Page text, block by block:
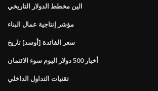
الين مخطط الدولار التاريخي
مؤشر إنتاجية عمال البناء
سعر الفائدة [أوسد] تاريخ
أخبار 500 دولار اليوم سوء الائتمان
تقنيات التداول الداخلي